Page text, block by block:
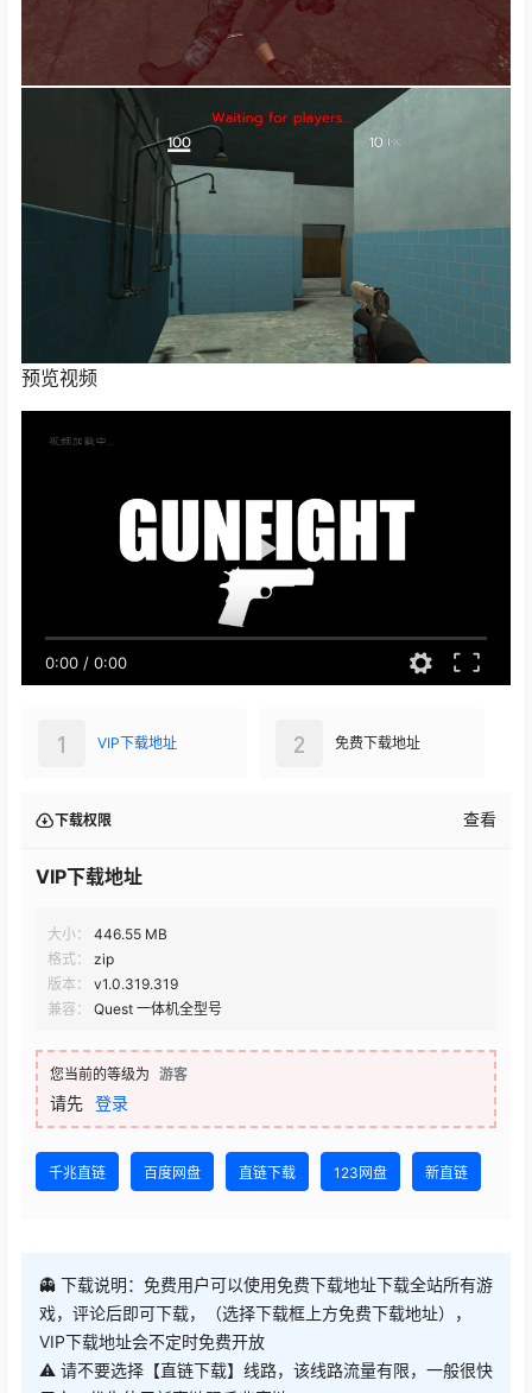
预览视频
0:00 / 0:00
VIP下载地址
1 免费下载地址
2
下载权限 查看
VIP下载地址
大小：
446.55 MB
格式：
zip
版本：
v1.0.319.319
兼容：
Quest 一体机全型号
您当前的等级为 游客
请先 登录
千兆直链 百度网盘 直链下载 123网盘 新直链
👻 下载说明：免费用户可以使用免费下载地址下载全站所有游
戏，评论后即可下载，（选择下载框上方免费下载地址），
VIP下载地址会不定时免费开放
⚠ 请不要选择【直链下载】线路，该线路流量有限，一般很快